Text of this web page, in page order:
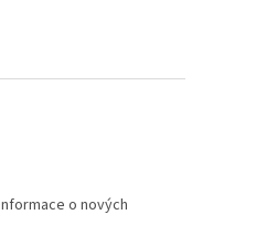
o nových